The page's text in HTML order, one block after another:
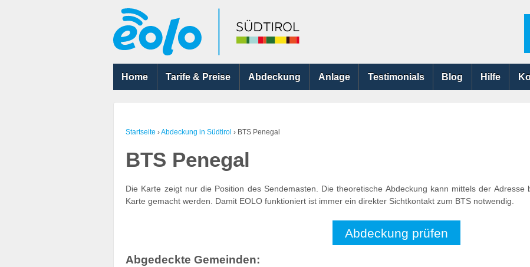
Home Tarife & Preise Abdeckung Anlage Testimonials Blog Hilfe
Startseite ›Abdeckung in Südtirol › BTS Penegal
BTS Penegal
Die Karte zeigt nur die Position des Sendemasten. Die theoretische Abdeckung kann mittels der Adresse
Karte gemacht werden. Damit EOLO funktioniert ist immer ein direkter Sichtkontakt zum BTS notwendig.
Abdeckung prüfen
Abgedeckte Gemeinden: